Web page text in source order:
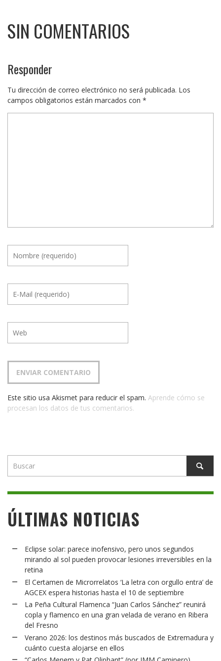
SIN COMENTARIOS
Responder
Tu dirección de correo electrónico no será publicada. Los
campos obligatorios están marcados con *
Este sitio usa Akismet para reducir el spam. Aprende cómo se
procesan los datos de tus comentarios.
ÚLTIMAS NOTICIAS
Eclipse solar: parece inofensivo, pero unos segundos
mirando al sol pueden provocar lesiones irreversibles en la
retina
El Certamen de Microrrelatos ‘La letra con orgullo entra’ de
AGCEX espera historias hasta el 10 de septiembre
La Peña Cultural Flamenca “Juan Carlos Sánchez” reunirá
copla y flamenco en una gran velada de verano en Ribera
del Fresno
Verano 2026: los destinos más buscados de Extremadura y
cuánto cuesta alojarse en ellos